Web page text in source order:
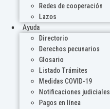
Redes de cooperación
Lazos
Ayuda
Directorio
Derechos pecunarios
Glosario
Listado Trámites
Medidas COVID-19
Notificaciones judiciales
Pagos en línea